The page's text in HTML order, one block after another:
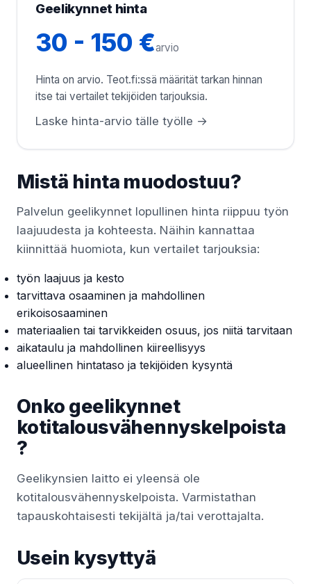
Geelikynnet hinta
30 - 150 €arvio
Hinta on arvio. Teot.fi:ssä määrität tarkan hinnan
itse tai vertailet tekijöiden tarjouksia.
Laske hinta-arvio tälle työlle →
Mistä hinta muodostuu?
Palvelun geelikynnet lopullinen hinta riippuu työn
laajuudesta ja kohteesta. Näihin kannattaa
kiinnittää huomiota, kun vertailet tarjouksia:
työn laajuus ja kesto
tarvittava osaaminen ja mahdollinen
erikoisosaaminen
materiaalien tai tarvikkeiden osuus, jos niitä tarvitaan
aikataulu ja mahdollinen kiireellisyys
alueellinen hintataso ja tekijöiden kysyntä
Onko geelikynnet
kotitalousvähennyskelpoista
?
Geelikynsien laitto ei yleensä ole
kotitalousvähennyskelpoista. Varmistathan
tapauskohtaisesti tekijältä ja/tai verottajalta.
Usein kysyttyä